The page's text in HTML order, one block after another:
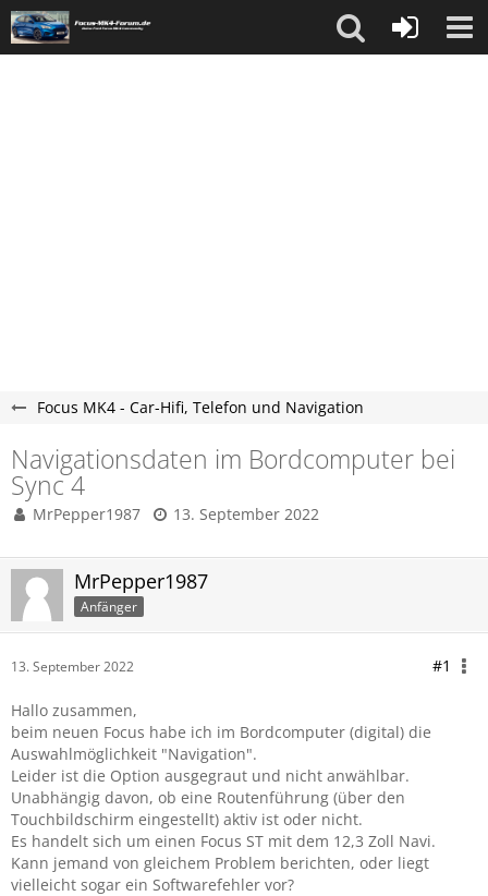
Focus MK4 - Car-Hifi, Telefon und Navigation
Navigationsdaten im Bordcomputer bei
Sync 4
MrPepper1987 13. September 2022
MrPepper1987
Anfänger
13. September 2022 #1
Hallo zusammen,
beim neuen Focus habe ich im Bordcomputer (digital) die
Auswahlmöglichkeit "Navigation".
Leider ist die Option ausgegraut und nicht anwählbar.
Unabhängig davon, ob eine Routenführung (über den
Touchbildschirm eingestellt) aktiv ist oder nicht.
Es handelt sich um einen Focus ST mit dem 12,3 Zoll Navi.
Kann jemand von gleichem Problem berichten, oder liegt
vielleicht sogar ein Softwarefehler vor?